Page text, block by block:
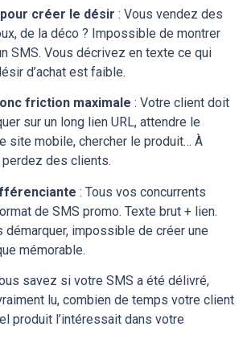
créer le désir : Vous vendez des
de la déco ? Impossible de montrer
SMS. Vous décrivez en texte ce qui
d’achat est faible.
friction maximale : Votre client doit
sur un long lien URL, attendre le
site mobile, chercher le produit… À
des clients.
: Tous vos concurrents
de SMS promo. Texte brut + lien.
impossible de créer une
mémorable.
savez si votre SMS a été délivré,
lu, combien de temps votre client
produit l’intéressait dans votre